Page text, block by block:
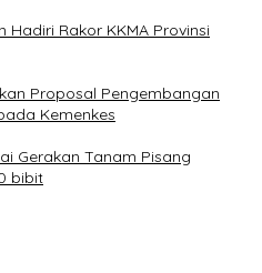
Rakor KKMA Provinsi
Proposal Pengembangan
Kemenkes
Gerakan Tanam Pisang
bibit